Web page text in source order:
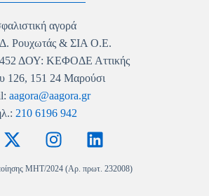
αγορά
Δ. Ρουχωτάς & ΣΙΑ Ο.Ε.
ΔΟΥ: ΚΕΦΟΔΕ Αττικής
126, 151 24 Μαρούσι
aagora@aagora.gr
210 6196 942
MHT/2024 (Αρ. πρωτ. 232008)